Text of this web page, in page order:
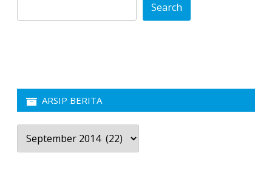
Search
ARSIP BERITA
Arsip
Berita